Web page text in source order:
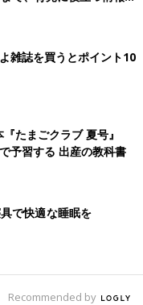
雑誌を買うとポイント10
たまごクラブ 夏号』
予習する 出産の教科書
で快適な睡眠を
Recommended by